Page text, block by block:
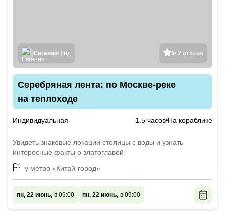
5/ 2 отзыва
Евгения/ Гид
Серебряная лента: по Москве-реке
на теплоходе
Индивидуальная 1.5 часов На кораблике
Увидеть знаковые локации столицы с воды и узнать
интересные факты о златоглавой
у метро «Китай-город»
пн, 22 июнь, в 09:00 пн, 22 июнь, в 09:00